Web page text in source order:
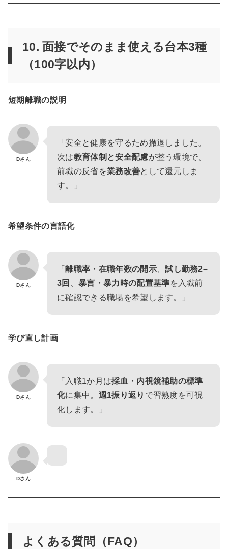
10. 面接でそのまま使える台本3種
（100字以内）
短期離職の説明
Dさん
「安全と健康を守るため撤退しました。
次は教育体制と安全配慮が整う環境で、
前職の反省を業務改善として還元しま
す。」
希望条件の言語化
Dさん
「離職率・在職年数の開示、試し勤務2–
3回
暴言・暴力時の配置基準を入職前
に確認できる職場を希望します。」
学び直し計画
Dさん
「入職1か月は採血・内視鏡補助の標準
化に集中。 週1振り返り で習熟度を可視
化します。」
Dさん
よくある質問（FAQ）